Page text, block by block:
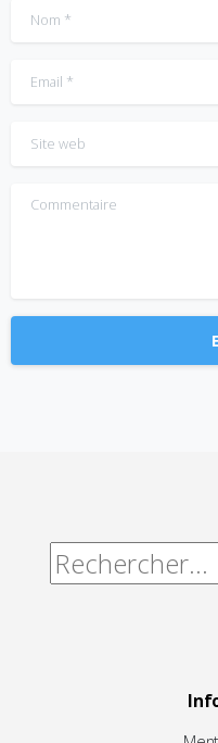
Nom*
Email*
Site web
Commentaire
Rechercher :